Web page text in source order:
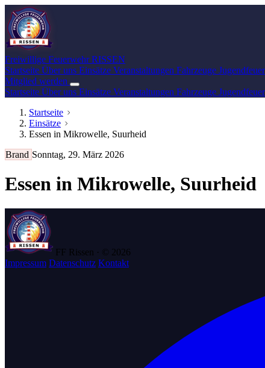
Freiwillige Feuerwehr RISSEN
Startseite Über uns Einsätze Veranstaltungen Fahrzeuge
Mitglied werden
Startseite Über uns Einsätze Veranstaltungen Fahrzeuge
Startseite
Einsätze
Essen in Mikrowelle, Suurheid
Brand Sonntag, 29. März 2026
Essen in Mikrowelle, Suurheid
FF Rissen · © 2026
Impressum Datenschutz Kontakt